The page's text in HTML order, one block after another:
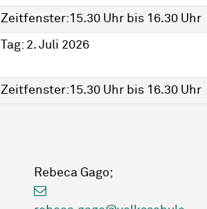
Zeitfenster:15.30 Uhr bis 16.30 Uhr
Tag: 2. Juli 2026
Zeitfenster:15.30 Uhr bis 16.30 Uhr
Rebeca Gago;